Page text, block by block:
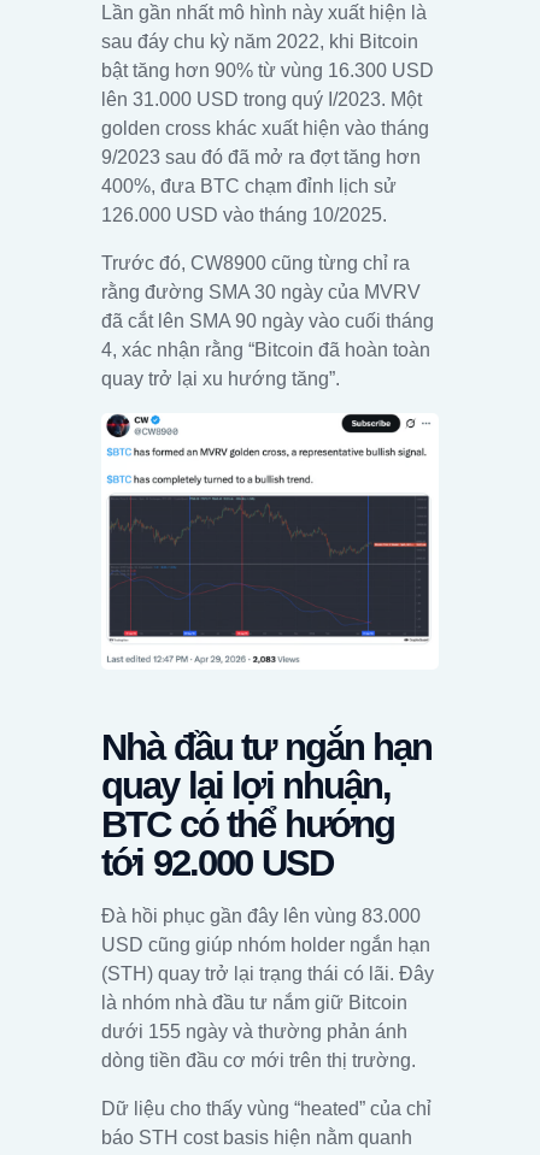
Lần gần nhất mô hình này xuất hiện là
sau đáy chu kỳ năm 2022, khi Bitcoin
bật tăng hơn 90% từ vùng 16.300 USD
lên 31.000 USD trong quý I/2023. Một
golden cross khác xuất hiện vào tháng
9/2023 sau đó đã mở ra đợt tăng hơn
400%, đưa BTC chạm đỉnh lịch sử
126.000 USD vào tháng 10/2025.
Trước đó, CW8900 cũng từng chỉ ra
rằng đường SMA 30 ngày của MVRV
đã cắt lên SMA 90 ngày vào cuối tháng
4, xác nhận rằng “Bitcoin đã hoàn toàn
quay trở lại xu hướng tăng”.
Nhà đầu tư ngắn hạn
quay lại lợi nhuận,
BTC có thể hướng
tới 92.000 USD
Đà hồi phục gần đây lên vùng 83.000
USD cũng giúp nhóm holder ngắn hạn
(STH) quay trở lại trạng thái có lãi. Đây
là nhóm nhà đầu tư nắm giữ Bitcoin
dưới 155 ngày và thường phản ánh
dòng tiền đầu cơ mới trên thị trường.
Dữ liệu cho thấy vùng “heated” của chỉ
báo STH cost basis hiện nằm quanh